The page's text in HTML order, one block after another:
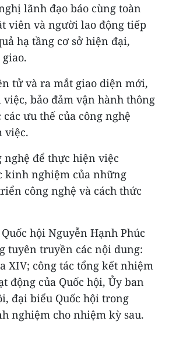
lãnh đạo báo cùng toàn
viên và người lao động tiếp
hạ tầng cơ sở hiện đại,
tử và ra mắt giao diện mới,
bảo đảm vận hành thông
ưu thế của công nghệ
việc.
để thực hiện việc
kinh nghiệm của những
công nghệ và cách thức
hội Nguyễn Hạnh Phúc
tuyên truyền các nội dung:
XIV; công tác tổng kết nhiệm
động của Quốc hội, Ủy ban
đại biểu Quốc hội trong
nghiệm cho nhiệm kỳ sau.